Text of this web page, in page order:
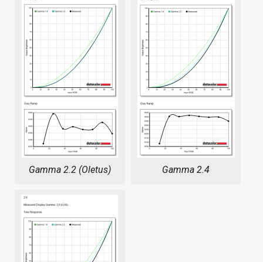
Gamma 2.2 (Oletus) Gamma 2.4